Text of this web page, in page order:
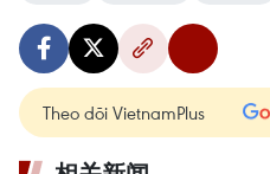
Theo dõi VietnamPlus